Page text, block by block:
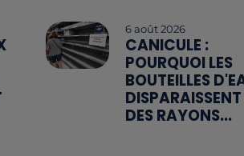
6 août 2026
CANICULE :
POURQUOI LES
BOUTEILLES
DISPARAISSENT
DES RAYONS...